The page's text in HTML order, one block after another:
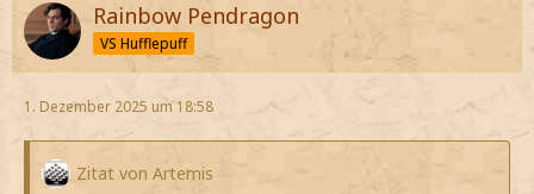
Rainbow Pendragon
VS Hufflepuff
1. Dezember 2025 um 18:58
Zitat von Artemis